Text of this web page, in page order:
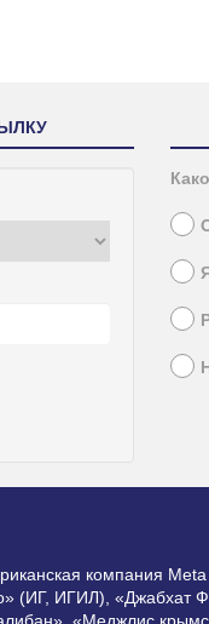
компания
(ИГ, ИГИЛ),
«Меджлис